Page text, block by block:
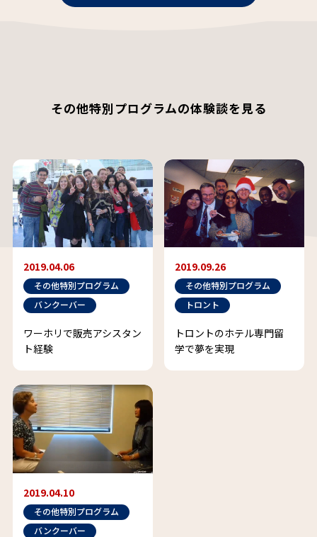
その他特別プログラムの体験談を見る
2019.04.06
その他特別プログラム
バンクーバー
ワーホリで販売アシスタン
ト経験
2019.09.26
その他特別プログラム
トロント
トロントのホテル専門留
学で夢を実現
2019.04.10
その他特別プログラム
バンクーバー